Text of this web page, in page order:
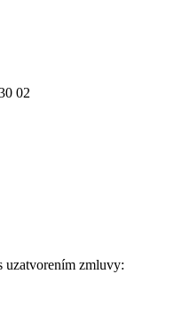
02
uzatvorením zmluvy: